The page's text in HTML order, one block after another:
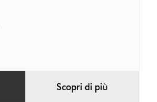
Scopri di più